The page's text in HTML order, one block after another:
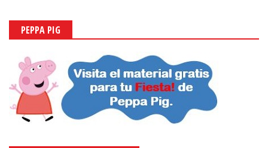
PEPPA PIG